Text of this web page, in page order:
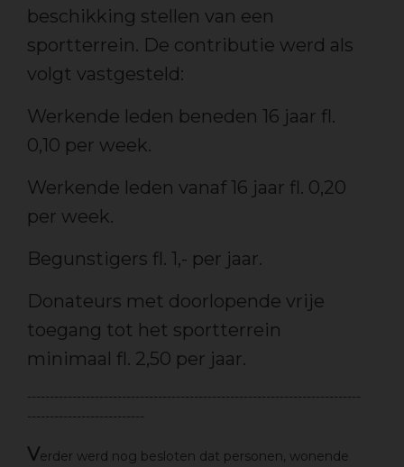
beschikking stellen van een
sportterrein. De contributie werd als
volgt vastgesteld:
Werkende leden beneden 16 jaar fl.
0,10 per week.
Werkende leden vanaf 16 jaar fl. 0,20
per week.
Begunstigers fl. 1,- per jaar.
Donateurs met doorlopende vrije
toegang tot het sportterrein
minimaal fl. 2,50 per jaar.
--------------------------------------------------------------------------
--------------------------
Verder werd nog besloten dat personen, wonende